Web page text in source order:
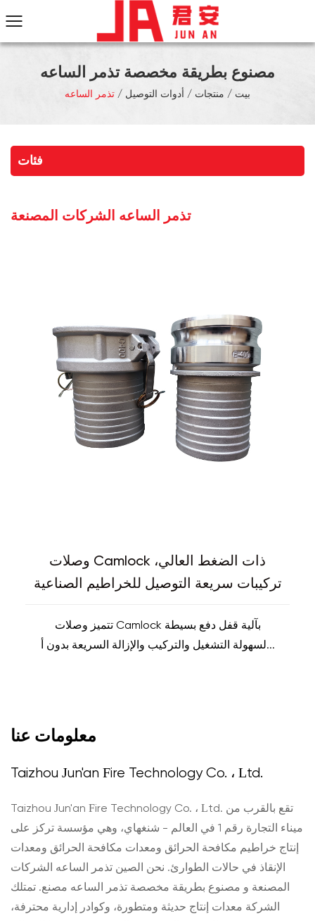
مصنوع بطريقة مخصصة تذمر الساعه
بيت / منتجات / أدوات التوصيل / تذمر الساعه
فئات
تذمر الساعه الشركات المصنعة
وصلات Camlock ذات الضغط العالي،
تركيبات سريعة التوصيل للخراطيم الصناعية
تتميز وصلات Camlock بآلية قفل دفع بسيطة
لسهولة التشغيل والتركيب والإزالة السريعة بدون أ...
معلومات عنا
Taizhou Jun'an Fire Technology Co. ، Ltd.
Taizhou Jun'an Fire Technology Co. ، Ltd. تقع بالقرب من
ميناء التجارة رقم 1 في العالم - شنغهاي، وهي مؤسسة تركز على
إنتاج خراطيم مكافحة الحرائق ومعدات مكافحة الحرائق ومعدات
الإنقاذ في حالات الطوارئ. نحن
الصين تذمر الساعه الشركات
المصنعة و مصنوع بطريقة مخصصة تذمر الساعه مصنع. تمتلك
الشركة معدات إنتاج حديثة ومتطورة، وكوادر إدارية محترفة،